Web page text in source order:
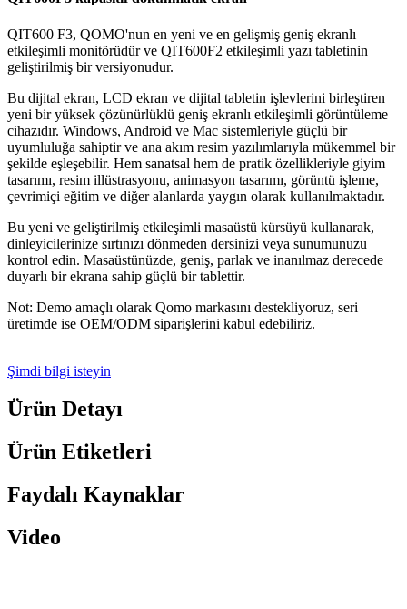
QIT600 F3, QOMO'nun en yeni ve en gelişmiş geniş ekranlı
etkileşimli monitörüdür ve QIT600F2 etkileşimli yazı tabletinin
geliştirilmiş bir versiyonudur.
Bu dijital ekran, LCD ekran ve dijital tabletin işlevlerini birleştiren
yeni bir yüksek çözünürlüklü geniş ekranlı etkileşimli görüntüleme
cihazıdır. Windows, Android ve Mac sistemleriyle güçlü bir
uyumluluğa sahiptir ve ana akım resim yazılımlarıyla mükemmel bir
şekilde eşleşebilir. Hem sanatsal hem de pratik özellikleriyle giyim
tasarımı, resim illüstrasyonu, animasyon tasarımı, görüntü işleme,
çevrimiçi eğitim ve diğer alanlarda yaygın olarak kullanılmaktadır.
Bu yeni ve geliştirilmiş etkileşimli masaüstü kürsüyü kullanarak,
dinleyicilerinize sırtınızı dönmeden dersinizi veya sunumunuzu
kontrol edin. Masaüstünüzde, geniş, parlak ve inanılmaz derecede
duyarlı bir ekrana sahip güçlü bir tablettir.
Not: Demo amaçlı olarak Qomo markasını destekliyoruz, seri
üretimde ise OEM/ODM siparişlerini kabul edebiliriz.
Şimdi bilgi isteyin
Ürün Detayı
Ürün Etiketleri
Faydalı Kaynaklar
Video